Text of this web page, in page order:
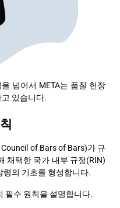
넘어서 META는 품질 헌장
있습니다.
of Bars of Bars)가 규
채택한 국가 내부 규정(RIN)
령의 기초를 형성합니다.
필수 원칙을 설명합니다.